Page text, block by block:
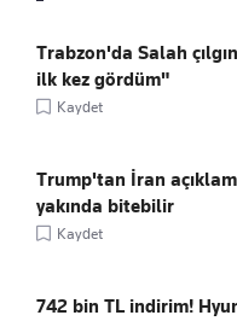
Trabzon'da Salah
ilk kez gördüm"
Kaydet
Trump'tan İran
yakında bitebilir
Kaydet
742 bin TL indirim!